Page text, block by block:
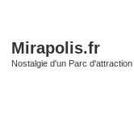
Mirapolis.fr
Nostalgie d'un Parc